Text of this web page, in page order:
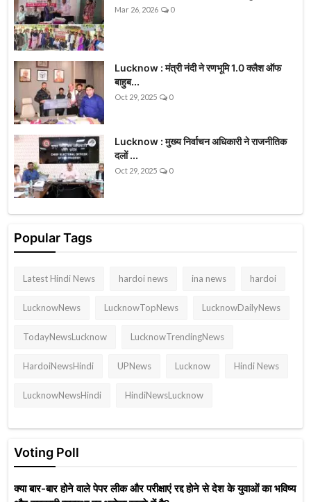
Mar 26, 2026 0
Lucknow : मंत्री नंदी ने रणभूमि 1.0 क्लैश ऑफ
बाहुब...
Oct 29, 2025 0
Lucknow : मुख्य निर्वाचन अधिकारी ने राजनीतिक
दलों ...
Oct 29, 2025 0
Popular Tags
Latest Hindi News hardoi news ina news hardoi
LucknowNews LucknowTopNews LucknowDailyNews
TodayNewsLucknow LucknowTrendingNews
HardoiNewsHindi UPNews Lucknow Hindi News
LucknowNewsHindi HindiNewsLucknow
Voting Poll
क्या बार-बार होने वाले पेपर लीक और परीक्षाएं रद्द होने से देश के युवाओं का भविष्य